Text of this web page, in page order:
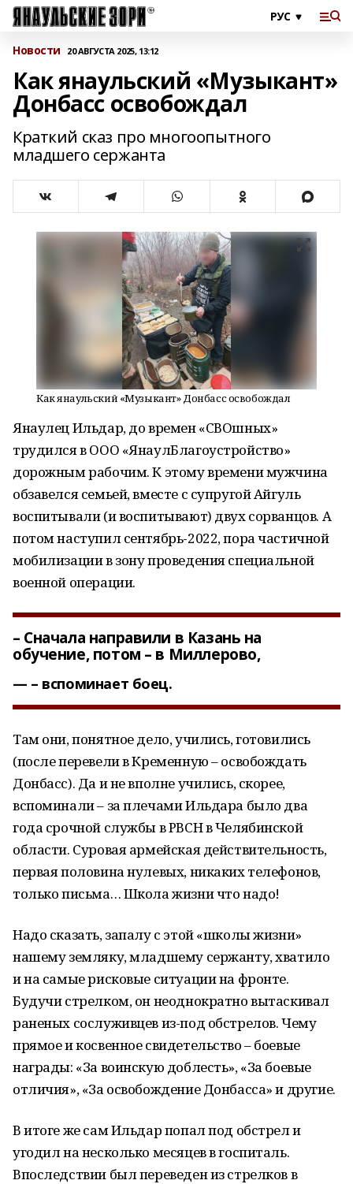
Новости 20 АВГУСТА 2025, 13:12
Как янаульский «Музыкант»
Донбасс освобождал
Краткий сказ про многоопытного
младшего сержанта
Как янаульский «Музыкант» Донбасс освобождал
Янаулец Ильдар, до времен «СВОшных»
трудился в ООО «ЯнаулБлагоустройство»
дорожным рабочим. К этому времени мужчина
обзавелся семьей, вместе с супругой Айгуль
воспитывали (и воспитывают) двух сорванцов. А
потом наступил сентябрь-2022, пора частичной
мобилизации в зону проведения специальной
военной операции.
– Сначала направили в Казань на
обучение, потом – в Миллерово,
– вспоминает боец.
Там они, понятное дело, учились, готовились
(после перевели в Кременную – освобождать
Донбасс). Да и не вполне учились, скорее,
вспоминали – за плечами Ильдара было два
года срочной службы в РВСН в Челябинской
области. Суровая армейская действительность,
первая половина нулевых, никаких телефонов,
только письма… Школа жизни что надо!
Надо сказать, запалу с этой «школы жизни»
нашему земляку, младшему сержанту, хватило
и на самые рисковые ситуации на фронте.
Будучи стрелком, он неоднократно вытаскивал
раненых сослуживцев из-под обстрелов. Чему
прямое и косвенное свидетельство – боевые
награды: «За воинскую доблесть», «За боевые
отличия», «За освобождение Донбасса» и другие.
В итоге же сам Ильдар попал под обстрел и
угодил на несколько месяцев в госпиталь.
Впоследствии был переведен из стрелков в